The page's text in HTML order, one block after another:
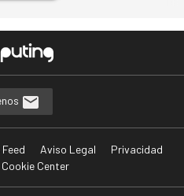
Feed Aviso Legal
Privacidad
Cookie Center